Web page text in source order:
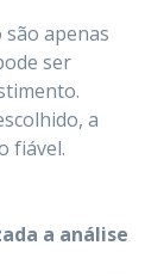
apenas
ser
a
fiável.
a análise